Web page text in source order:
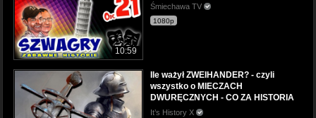
10:59
Śmiechawa TV
1080p
Ile ważył ZWEIHANDER? - czyli
wszystko o MIECZACH
DWURĘCZNYCH - CO ZA HISTORIA
It’s History X